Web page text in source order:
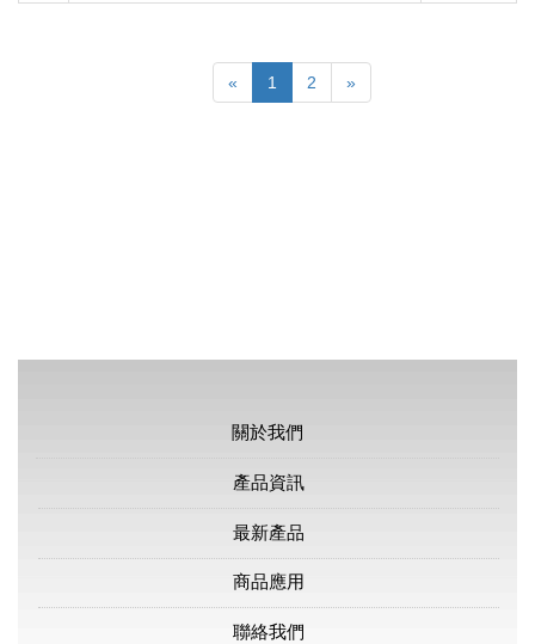
« 1 2 »
關於我們
產品資訊
最新產品
商品應用
聯絡我們